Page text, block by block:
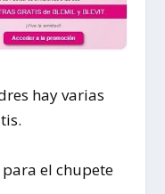
hay varias
el chupete